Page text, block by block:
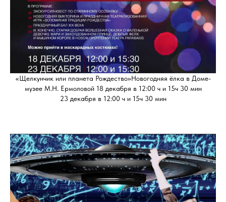
«Щелкунчик или планета Рождество»Новогодняя ёлка в Доме-
музее М.Н. Ермоловой 18 декабря в 12:00 ч и 15ч 30 мин
23 декабря в 12:00 ч и 15ч 30 мин